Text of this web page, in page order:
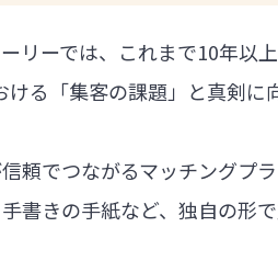
リーでは、これまで10年以上
る「集客の課題」と真剣に
頼でつながるマッチングプラ
書きの手紙など、独自の形で